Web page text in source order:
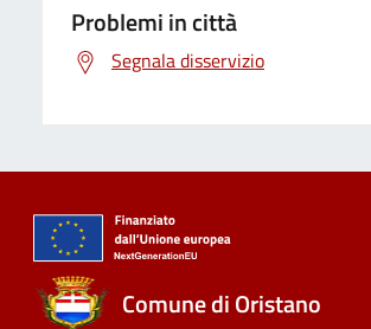
Problemi in città
Segnala disservizio
Comune di Oristano